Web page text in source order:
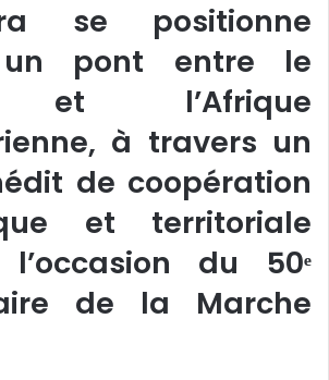
se positionne
un pont entre le
et l’Afrique
à travers un
de coopération
et territoriale
du 50ᵉ
de la Marche